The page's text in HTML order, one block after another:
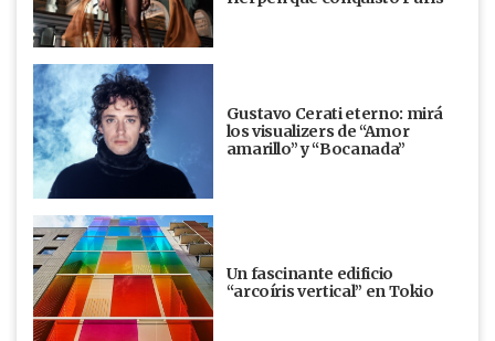
Gustavo Cerati eterno: mirá
los visualizers de “Amor
amarillo” y “Bocanada”
Un fascinante edificio
“arcoíris vertical” en Tokio